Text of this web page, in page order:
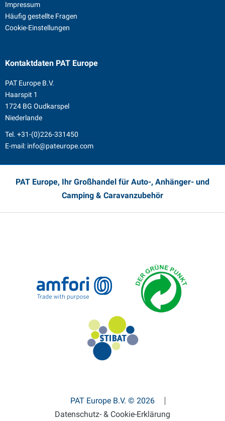
Impressum
Häufig gestellte Fragen
Cookie-Einstellungen
Kontaktdaten PAT Europe
PAT Europe B.V.
Haarspit 1
1724 BG Oudkarspel
Niederlande
Tel. +31-(0)226-331450
E-mail: info@pateurope.com
PAT Europe, Ihr Großhandel für Auto-, Anhänger- und
Camping & Caravanzubehör
PAT Europe B.V. © 2026
Datenschutz- & Cookie-Erklärung